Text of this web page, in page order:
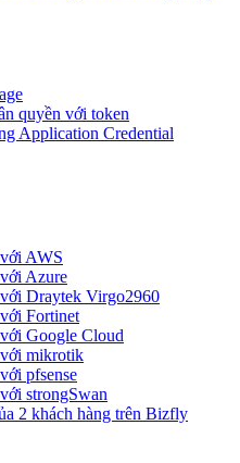
quyền với token
Application Credential
AWS
Azure
Draytek Virgo2960
Fortinet
Google Cloud
mikrotik
pfsense
strongSwan
2 khách hàng trên Bizfly